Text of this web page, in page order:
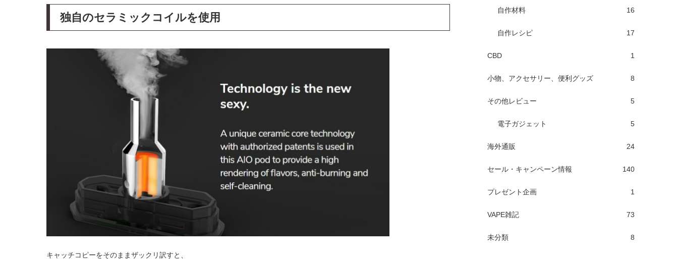
独自のセラミックコイルを使用
キャッチコピーをそのままザックリ訳すと、
自作材料 16
自作レシピ 17
CBD 1
小物、アクセサリー、便利グッズ 8
その他レビュー 5
電子ガジェット 5
海外通販 24
セール・キャンペーン情報 140
プレゼント企画 1
VAPE雑記 73
未分類 8